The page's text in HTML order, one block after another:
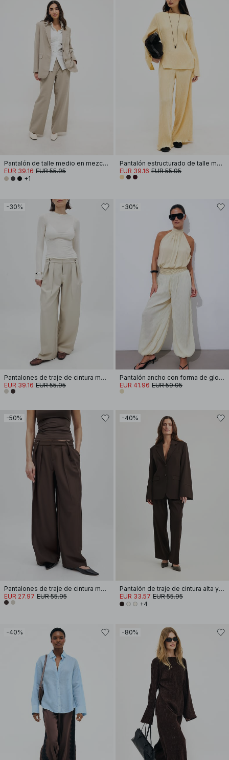
Pantalón de talle medio en mezcla de tejidos
EUR 39.16 EUR 55.95
+1
Pantalón estructurado de talle medio
EUR 39.16 EUR 55.95
-30%
Pantalones de traje de cintura media
EUR 39.16 EUR 55.95
-30%
Pantalón ancho con forma de globo
EUR 41.96 EUR 59.95
-50%
Pantalones de traje de cintura media
EUR 27.97 EUR 55.95
-40%
Pantalón de traje de cintura alta y pierna ancha
EUR 33.57 EUR 55.95
+4
-40% -80%